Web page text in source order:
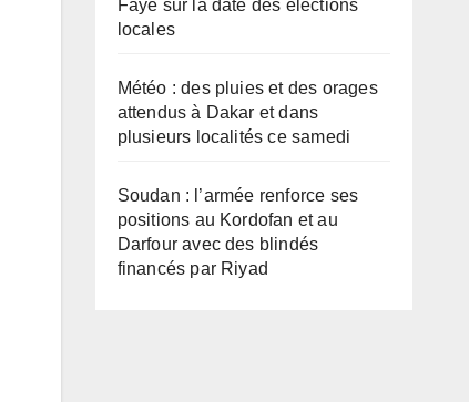
Faye sur la date des élections
locales
Météo : des pluies et des orages
attendus à Dakar et dans
plusieurs localités ce samedi
Soudan : l’armée renforce ses
positions au Kordofan et au
Darfour avec des blindés
financés par Riyad